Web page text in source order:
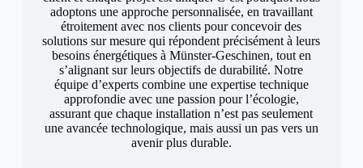
adoptons une approche personnalisée, en travaillant
étroitement avec nos clients pour concevoir des
solutions sur mesure qui répondent précisément à leurs
besoins énergétiques à Münster-Geschinen, tout en
s’alignant sur leurs objectifs de durabilité. Notre
équipe d’experts combine une expertise technique
approfondie avec une passion pour l’écologie,
assurant que chaque installation n’est pas seulement
une avancée technologique, mais aussi un pas vers un
avenir plus durable.